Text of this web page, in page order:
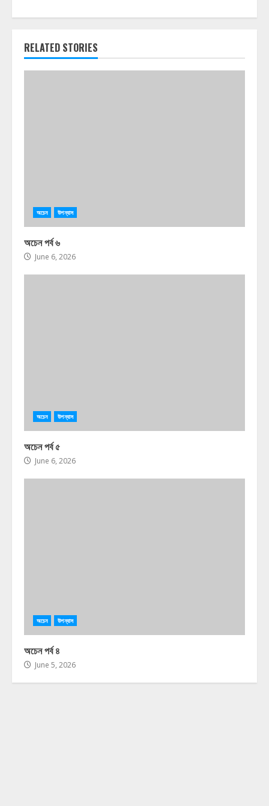
RELATED STORIES
অচেন উপন্যাস
অচেন পর্ব ৬
June 6, 2026
অচেন উপন্যাস
অচেন পর্ব ৫
June 6, 2026
অচেন উপন্যাস
অচেন পর্ব ৪
June 5, 2026